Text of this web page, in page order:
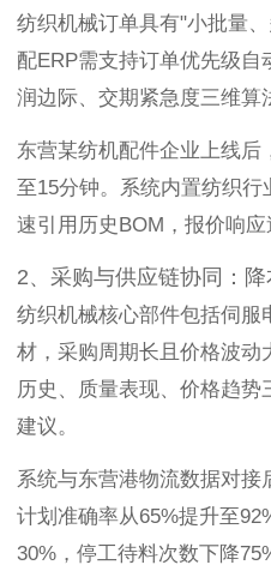
纺织机械订单具有"小批量
配ERP需支持订单优先级自
润边际、交期紧急度三维算
东营某纺机配件企业上线后
至15分钟。系统内置纺织
速引用历史BOM，报价响应
2、采购与供应链协同：
纺织机械核心部件包括伺服
材，采购周期长且价格波动
历史、质量表现、价格趋
建议。
系统与东营港物流数据对接
计划准确率从65%提升至
30%，停工待料次数下降